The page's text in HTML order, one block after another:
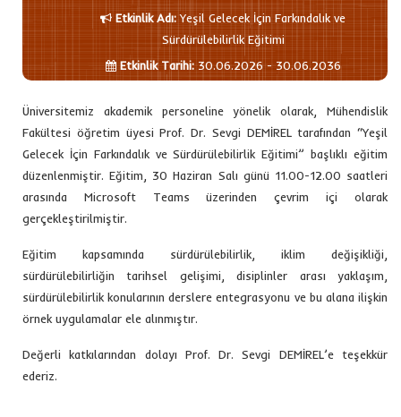
Etkinlik Adı:Yeşil Gelecek İçin Farkındalık ve
Sürdürülebilirlik Eğitimi
Etkinlik Tarihi:30.06.2026 - 30.06.2036
Üniversitemiz akademik personeline yönelik olarak, Mühendislik
Fakültesi öğretim üyesi Prof. Dr. Sevgi DEMİREL tarafından “Yeşil
Gelecek İçin Farkındalık ve Sürdürülebilirlik Eğitimi” başlıklı eğitim
düzenlenmiştir. Eğitim, 30 Haziran Salı günü 11.00-12.00 saatleri
arasında Microsoft Teams üzerinden çevrim içi olarak
gerçekleştirilmiştir.
Eğitim kapsamında sürdürülebilirlik, iklim değişikliği,
sürdürülebilirliğin tarihsel gelişimi, disiplinler arası yaklaşım,
sürdürülebilirlik konularının derslere entegrasyonu ve bu alana ilişkin
örnek uygulamalar ele alınmıştır.
Değerli katkılarından dolayı Prof. Dr. Sevgi DEMİREL’e teşekkür
ederiz.